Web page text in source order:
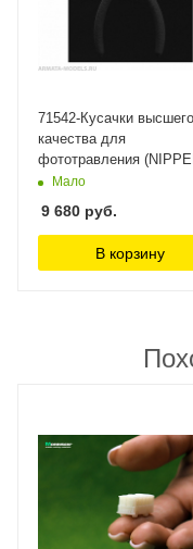
71542-Кусачки высшего
качества для
фототравления
FOR PHOTOETCHED
Мало
9 680 руб.
В корзину